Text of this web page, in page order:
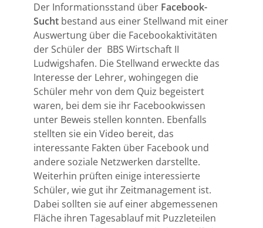
Der Informationsstand über Facebook-
Suchtbestand aus einer Stellwand mit einer
Auswertung über die Facebookaktivitäten
der Schüler der BBS Wirtschaft II
Ludwigshafen. Die Stellwand erweckte das
Interesse der Lehrer, wohingegen die
Schüler mehr von dem Quiz begeistert
waren, bei dem sie ihr Facebookwissen
unter Beweis stellen konnten. Ebenfalls
stellten sie ein Video bereit, das
interessante Fakten über Facebook und
andere soziale Netzwerken darstellte.
Weiterhin prüften einige interessierte
Schüler, wie gut ihr Zeitmanagement ist.
Dabei sollten sie auf einer abgemessenen
Fläche ihren Tagesablauf mit Puzzleteilen